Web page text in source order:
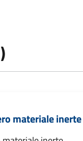
materiale inerte